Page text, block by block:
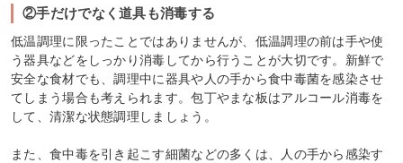
②手だけでなく道具も消毒する
低温調理に限ったことではありませんが、低温調理の前は手や使
う器具などをしっかり消毒してから行うことが大切です。新鮮で
安全な食材でも、調理中に器具や人の手から食中毒菌を感染させ
てしまう場合も考えられます。包丁やまな板はアルコール消毒を
して、清潔な状態調理しましょう。
また、食中毒を引き起こす細菌などの多くは、人の手から感染す